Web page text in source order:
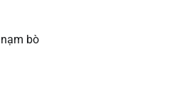
bò